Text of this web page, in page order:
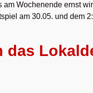
Wochenende ernst
am 30.05. und dem
das